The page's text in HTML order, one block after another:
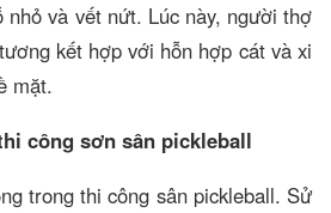
nhỏ và vết nứt. Lúc này, người thợ
kết hợp với hỗn hợp cát và xi
mặt.
công sơn sân pickleball
trong thi công sân pickleball. Sử